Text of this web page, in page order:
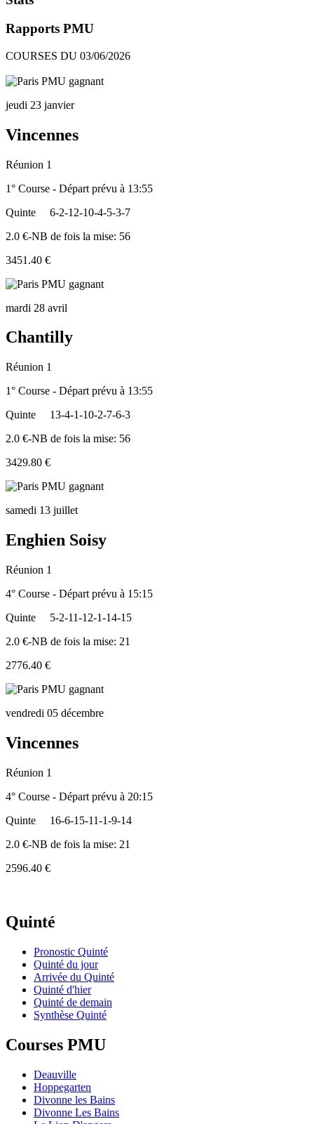
Rapports PMU
COURSES DU 03/06/2026
jeudi 23 janvier
Vincennes
Réunion 1
1° Course - Départ prévu à 13:55
Quinte
6-2-12-10-4-5-3-7
2.0 €-NB de fois la mise: 56
3451.40 €
mardi 28 avril
Chantilly
Réunion 1
1° Course - Départ prévu à 13:55
Quinte
13-4-1-10-2-7-6-3
2.0 €-NB de fois la mise: 56
3429.80 €
samedi 13 juillet
Enghien Soisy
Réunion 1
4° Course - Départ prévu à 15:15
Quinte
5-2-11-12-1-14-15
2.0 €-NB de fois la mise: 21
2776.40 €
vendredi 05 décembre
Vincennes
Réunion 1
4° Course - Départ prévu à 20:15
Quinte
16-6-15-11-1-9-14
2.0 €-NB de fois la mise: 21
2596.40 €
Quinté
Pronostic Quinté
Quinté du jour
Arrivée du Quinté
Quinté d'hier
Quinté de demain
Synthèse Quinté
Courses PMU
Deauville
Hoppegarten
Divonne les Bains
Divonne Les Bains